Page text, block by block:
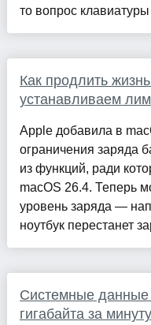
то вопрос клавиатуры
Как продлить
устанавливаем
Apple добавила в
ограничения заряда
из функций, ради
macOS 26.4. Теперь
уровень заряда —
ноутбук перестанет
Системные данные
гигабайта за